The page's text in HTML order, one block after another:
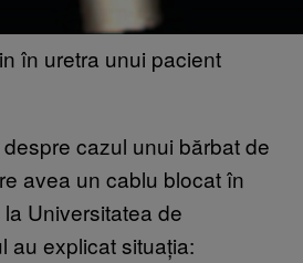
în uretra unui pacient
cazul unui bărbat de
avea un cablu blocat în
Universitatea de
au explicat situația: